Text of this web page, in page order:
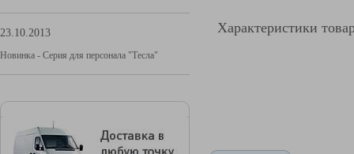
23.10.2013
Новинка - Серия для персонала "Тесла"
Характеристики